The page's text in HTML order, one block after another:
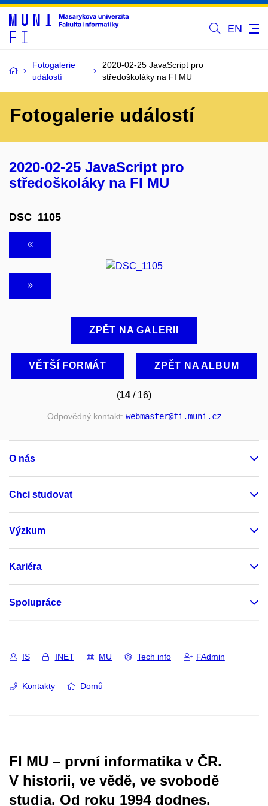
EN
Fotogalerie
událostí
2020-02-25 JavaScript pro
středoškoláky na FI MU
Fotogalerie událostí
2020-02-25 JavaScript pro
středoškoláky na FI MU
DSC_1105
ZPĚT NA GALERII
VĚTŠÍ FORMÁT ZPĚT NA ALBUM
(14 / 16)
Odpovědný kontakt: webmaster@fi.muni.cz
O nás
Chci studovat
Výzkum
Kariéra
Spolupráce
IS INET MU Tech info FAdmin
Kontakty Domů
FI MU – první informatika v ČR.
V historii, ve vědě, ve svobodě
studia. Od roku 1994 dodnes.